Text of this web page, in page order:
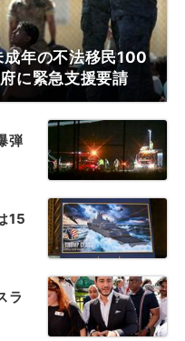
成年の不法移民100
に緊急支援要請
弾
15
ラ